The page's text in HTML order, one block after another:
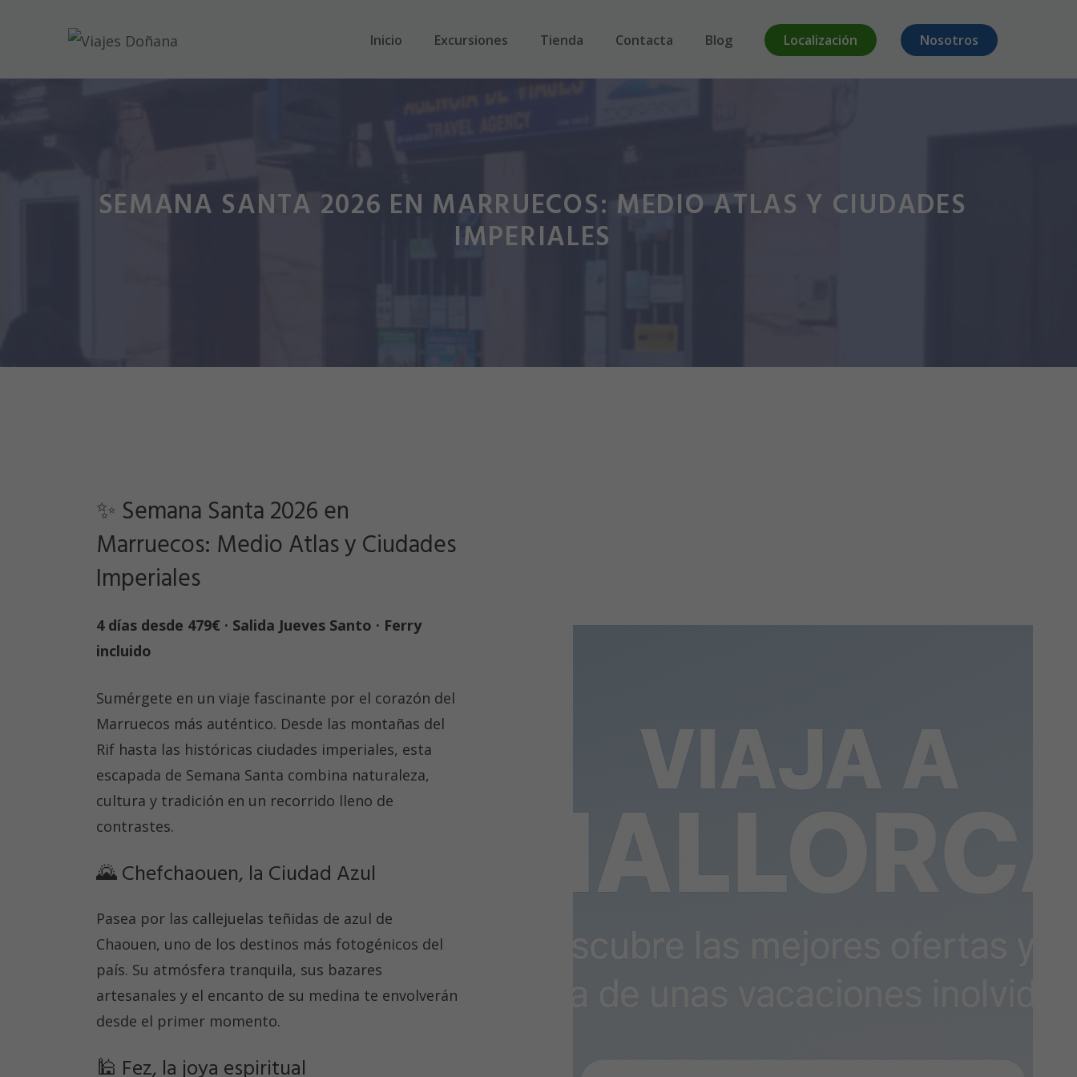
Inicio Excursiones Tienda Contacta Blog Localización Nosotros
SEMANA SANTA 2026 EN MARRUECOS: MEDIO ATLAS Y CIUDADES
IMPERIALES
✨ Semana Santa 2026 en
Marruecos: Medio Atlas y Ciudades
Imperiales
4 días desde 479€ · Salida Jueves Santo · Ferry
incluido
Sumérgete en un viaje fascinante por el corazón del
Marruecos más auténtico. Desde las montañas del
Rif hasta las históricas ciudades imperiales, esta
escapada de Semana Santa combina naturaleza,
cultura y tradición en un recorrido lleno de
contrastes.
🌄 Chefchaouen, la Ciudad Azul
Pasea por las callejuelas teñidas de azul de
Chaouen, uno de los destinos más fotogénicos del
país. Su atmósfera tranquila, sus bazares
artesanales y el encanto de su medina te envolverán
desde el primer momento.
🕌 Fez, la joya espiritual